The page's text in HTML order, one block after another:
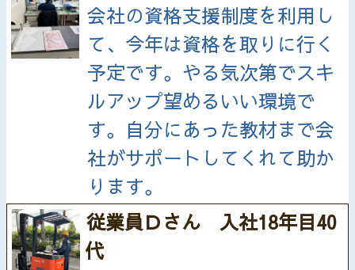
会社の資格支援制度を利用し
て、今年は資格を取りに行く
予定です。やる気次第でスキ
ルアップ望めるいい環境で
す。自分にあった教材まで会
社がサポートしてくれて助か
ります。
従業員Ｄさん 入社18年目40
代